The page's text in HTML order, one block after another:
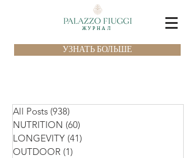
ЖУРНАЛ
УЗНАТЬ БОЛЬШЕ
All Posts (938)
NUTRITION (60)
LONGEVITY (41)
OUTDOOR (1)